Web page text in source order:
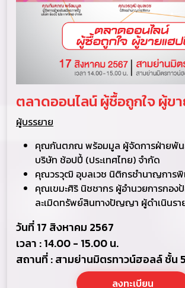
ตลาดออนไลน์ ผู้ชื้อถูกใจ ผู้ข
ผู้บรรยาย
คุณกันตภณ พร้อมมูล ผู้จัดการฝ่ายพัน
บริษัท ช้อปปี้ (ประเทศไทย) จํากัด
คุณวรวุฒิ อุบลเวช นิติกรชำนาญการพิ
คุณเขมะศิริ นิชชากร ผู้อํานวยการกอง
ละเมิดทรัพย์สินทางปัญญา ผู้ดำเนินรา
วันที่ 17 สิงหาคม 2567
เวลา : 14.00 - 15.00 น.
สถานที่ : สามย่านมิตรทาวน์ฮอลล์ ชั้น 5
ลงทะเบียน